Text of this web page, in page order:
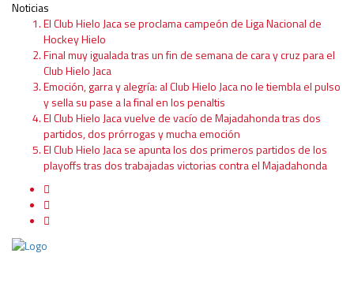
Noticias
El Club Hielo Jaca se proclama campeón de Liga Nacional de
Hockey Hielo
Final muy igualada tras un fin de semana de cara y cruz para el
Club Hielo Jaca
Emoción, garra y alegría: al Club Hielo Jaca no le tiembla el pulso
y sella su pase a la final en los penaltis
El Club Hielo Jaca vuelve de vacío de Majadahonda tras dos
partidos, dos prórrogas y mucha emoción
El Club Hielo Jaca se apunta los dos primeros partidos de los
playoffs tras dos trabajadas victorias contra el Majadahonda